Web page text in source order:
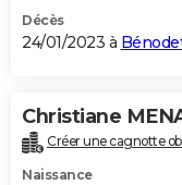
Décès
24/01/2023 à
Christiane
Créer une cagnotte
Naissance